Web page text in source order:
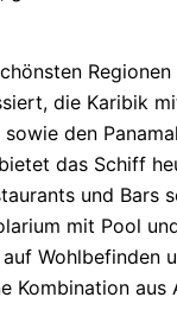
Regionen
die Karibik
den
das Schiff
und Bars
mit Pool
Wohlbefinden
Kombination aus